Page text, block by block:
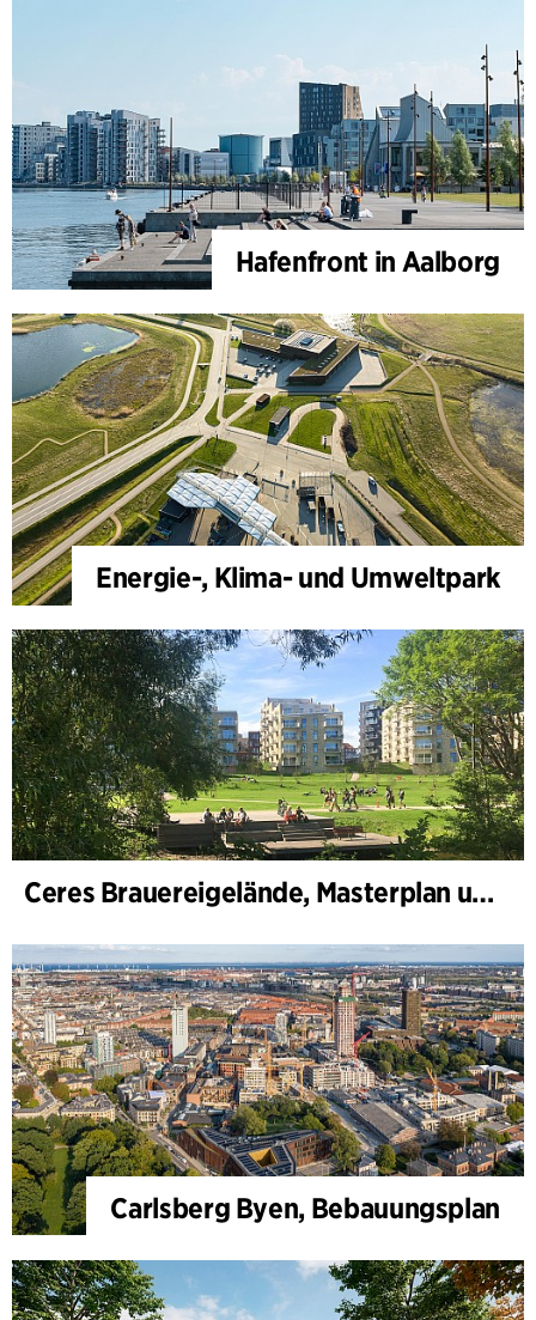
Hafenfront in Aalborg
Energie-, Klima- und Umweltpark
Ceres Brauereigelände, Masterplan und Bebauungsplan
Carlsberg Byen, Bebauungsplan